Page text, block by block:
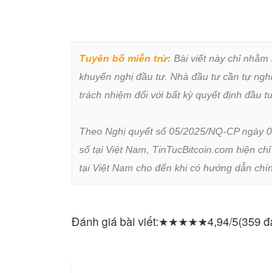
Tuyên bố miễn trừ: Bài viết này chỉ
khuyến nghị đầu tư. Nhà đầu tư cần tự
trách nhiệm đối với bất kỳ quyết định đầu
Theo Nghị quyết số 05/2025/NQ-CP ngày
số tại Việt Nam, TinTucBitcoin.com hiện
tại Việt Nam cho đến khi có hướng dẫn
Đánh giá bài viết:★★★★★4,94/5(359